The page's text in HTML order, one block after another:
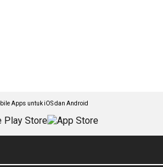
Apps untuk iOS dan Android